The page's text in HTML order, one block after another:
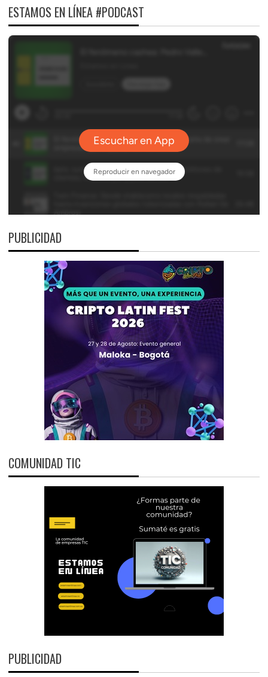
ESTAMOS EN LÍNEA #PODCAST
PUBLICIDAD
COMUNIDAD TIC
PUBLICIDAD